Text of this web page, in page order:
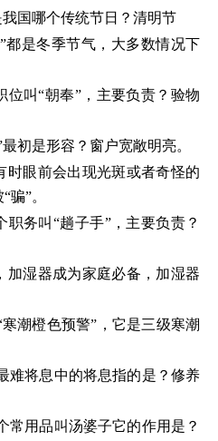
我国哪个传统节日？清明节
都是冬季节气，大多数情况下
位叫“朝奉”，主要负责？验物
初是形容？窗户宽敞明亮。
时眼前会出现光斑或者奇怪的
骗”。
职务叫“趟子手”，主要负责？
加湿器成为家庭必备，加湿器
潮橙色预警”，它是三级寒潮
难将息中的将息指的是？修养
常用品叫汤婆子它的作用是？